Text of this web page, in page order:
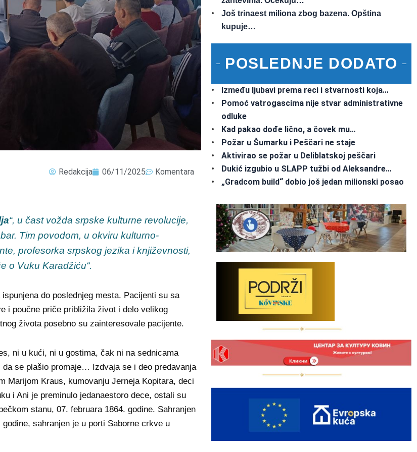
Redakcija 06/11/2025 Komentara
“, u čast vožda srpske kulturne revolucije,
Tim povodom, u okviru kulturno-
profesorka srpskog jezika i književnosti,
o Vuku Karadžiću“.
do poslednjeg mesta. Pacijenti su sa
i poučne priče približila život i delo velikog
života posebno su zainteresovale pacijente.
ni u kući, ni u gostima, čak ni na sednicama
se plašio promaje… Izdvaja se i deo predavanja
Marijom Kraus, kumovanju Jerneja Kopitara, deci
i Ani je preminulo jedanaestoro dece, ostali su
stanu, 07. februara 1864. godine. Sahranjen
sahranjen je u porti Saborne crkve u
Još trinaest miliona zbog bazena. Opština
kupuje…
POSLEDNJE DODATO
Između ljubavi prema reci i stvarnosti koja…
Pomoć vatrogascima nije stvar administrativne
odluke
Kad pakao dođe lično, a čovek mu…
Požar u Šumarku i Peščari ne staje
Aktivirao se požar u Deliblatskoj peščari
Dukić izgubio u SLAPP tužbi od Aleksandre…
„Gradcom build“ dobio još jedan milionski posao